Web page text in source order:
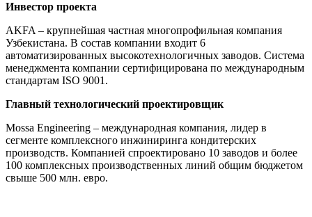
Инвестор проекта
AKFA – крупнейшая частная многопрофильная компания
Узбекистана. В состав компании входит 6
автоматизированных высокотехнологичных заводов. Система
менеджмента компании сертифицирована по международным
стандартам ISO 9001.
Главный технологический проектировщик
Mossa Engineering – международная компания, лидер в
сегменте комплексного инжиниринга кондитерских
производств. Компанией спроектировано 10 заводов и более
100 комплексных производственных линий общим бюджетом
свыше 500 млн. евро.